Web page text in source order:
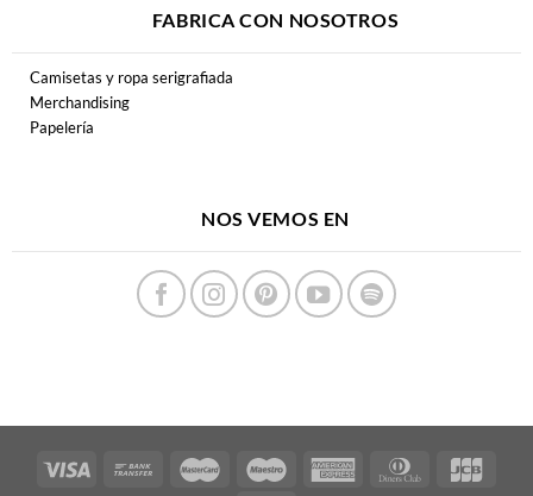
FABRICA CON NOSOTROS
Camisetas y ropa serigrafiada
Merchandising
Papelería
NOS VEMOS EN